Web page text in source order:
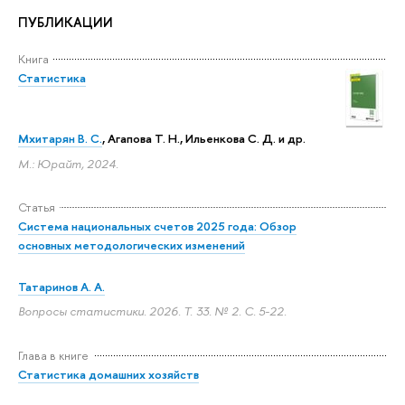
ПУБЛИКАЦИИ
Книга
Статистика
Мхитарян В. С., Агапова Т. Н., Ильенкова С. Д. и др.
М.: Юрайт, 2024.
Статья
Система национальных счетов 2025 года: Обзор
основных методологических изменений
Татаринов А. А.
Вопросы статистики. 2026. Т. 33. № 2. С. 5-22.
Глава в книге
Статистика домашних хозяйств